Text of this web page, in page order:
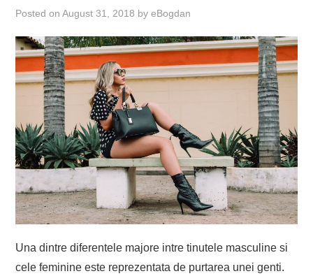
Posted onAugust 31, 2018 byeBogdan
Una dintre diferentele majore intre tinutele masculine si
cele feminine este reprezentata de purtarea unei genti.